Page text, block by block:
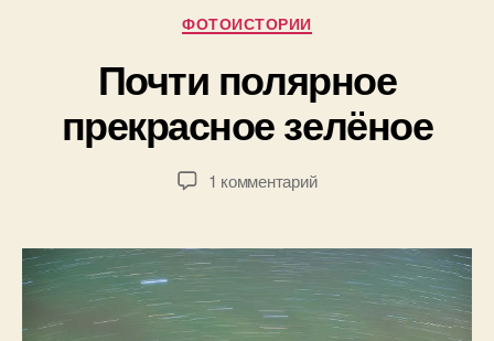
Рубрики
ФОТОИСТОРИИ
Почти полярное
прекрасное зелёное
записи
о
:
П
а
в
л
г
записи
4
1
.
1
3
1 комментарийк
полярное
прекрасное
зелёное